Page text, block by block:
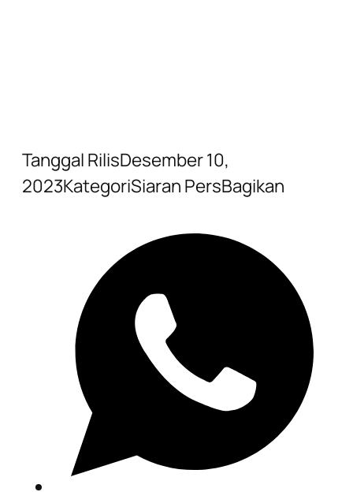
Tanggal RilisDesember 10,
2023KategoriSiaran PersBagikan